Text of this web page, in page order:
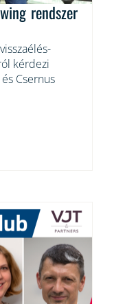
rendszer
kérdezi
Csernus